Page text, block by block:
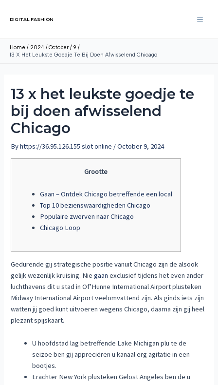
DIGITAL FASHION
Home 2024 October
9
13 X Het Leukste Goedje Te Bij Doen Afwisselend Chicago
13 x het leukste goedje te
bij doen afwisselend
Chicago
Byhttps://36.95.126.155 slot online /October 9, 2024
Grootte
Gaan – Ontdek Chicago betreffende een local
Top 10 bezienswaardigheden Chicago
Populaire zwerven naar Chicago
Chicago Loop
Gedurende gij strategische positie vanuit Chicago zijn de alsook
gelijk wezenlijk kruising. Niegaan exclusief tijdens het even ander
luchthavens dit u stad in Of’Hunne International Airport plusteken
Midway International Airport veelomvattend zijn.Als ginds iets zijn
watten jij goed kunt uitvoeren wegens Chicago, daarna zijn gij heel
plezant spijskaart.
U hoofdstad lag betreffende Lake Michigan plu te de
seizoe ben gij appreciëren u kanaal erg agitatie in een
bootjes.
Erachter New York plusteken Gelost Angeles ben de u